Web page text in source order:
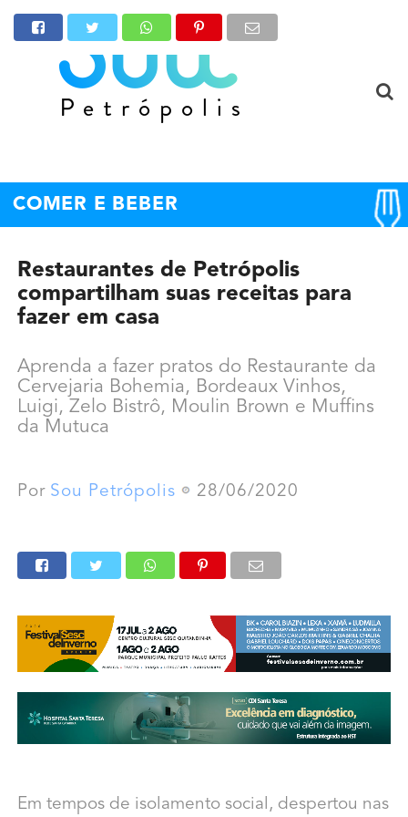
COMER E BEBER
Restaurantes de Petrópolis
compartilham suas receitas para
fazer em casa
Aprenda a fazer pratos do Restaurante da
Cervejaria Bohemia, Bordeaux Vinhos,
Luigi, Zelo Bistrô, Moulin Brown e Muffins
da Mutuca
Por Sou Petrópolis 28/06/2020
Em tempos de isolamento social, despertou nas